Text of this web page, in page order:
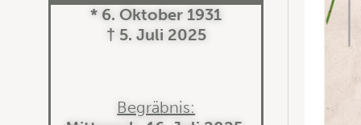
* 6. Oktober 1931
† 5. Juli 2025
Begräbnis: